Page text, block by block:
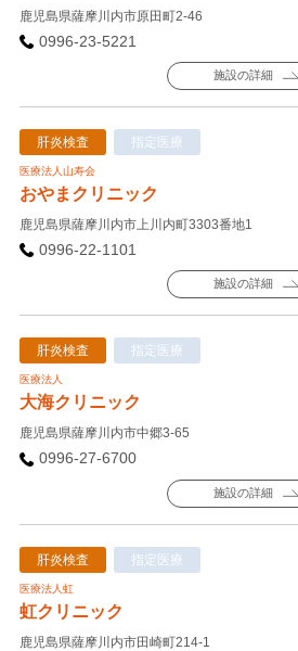
鹿児島県薩摩川内市原田町2-46
0996-23-5221
施設の詳細
肝炎検査 指定医療
医療法人山寿会
おやまクリニック
鹿児島県薩摩川内市上川内町3303番地1
0996-22-1101
施設の詳細
肝炎検査 指定医療
医療法人
大海クリニック
鹿児島県薩摩川内市中郷3-65
0996-27-6700
施設の詳細
肝炎検査 指定医療
医療法人虹
虹クリニック
鹿児島県薩摩川内市田崎町214-1